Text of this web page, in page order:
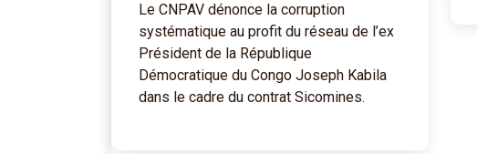
Le CNPAV dénonce la corruption
systématique au profit du réseau de l’ex
Président de la République
Démocratique du Congo Joseph Kabila
dans le cadre du contrat Sicomines.